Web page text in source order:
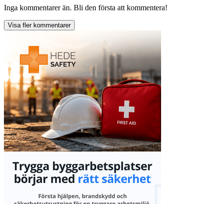
Inga kommentarer än. Bli den första att kommentera!
Visa fler kommentarer